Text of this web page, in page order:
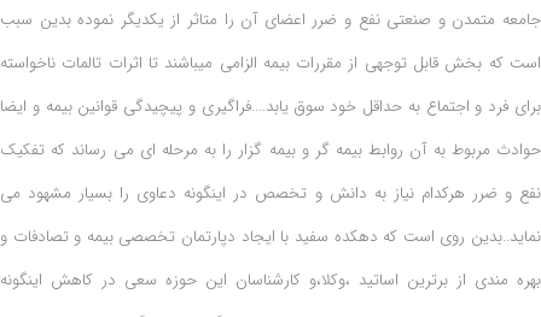
متمدن و صنعتی نفع و ضرر اعضای آن را متاثر از یکدیگر نموده بدین سبب
که بخش قابل توجهی از مقررات بیمه الزامی میباشند تا اثرات تالمات ناخواسته
فرد و اجتماع به حداقل خود سوق یابد....فراگیری و پیچیدگی قوانین بیمه و ایضا
مربوط به آن روابط بیمه گر و بیمه گزار را به مرحله ای می رساند که تفکیک
و ضرر هرکدام نیاز به دانش و تخصص در اینگونه دعاوی را بسیار مشهود می
روی است که دهکده سفید با ایجاد دپارتمان تخصصی بیمه و تصادفات و
مندی از برترین اساتید ،وکلا،و کارشناسان این حوزه سعی در کاهش اینگونه